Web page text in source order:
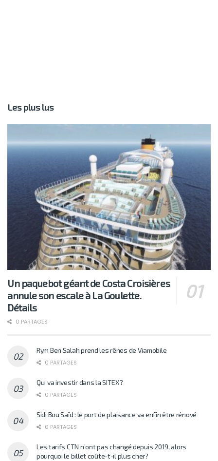
Les plus lus
Un paquebot géant de Costa Croisières
annule son escale à La Goulette.
Détails
0 PARTAGES
Rym Ben Salah prend les rênes de Viamobile
0 PARTAGES
Qui va investir dans la SITEX?
0 PARTAGES
Sidi Bou Saïd : le port de plaisance va enfin être rénové
0 PARTAGES
Les tarifs CTN n’ont pas changé depuis 2019, alors
pourquoi le billet coûte-t-il plus cher?